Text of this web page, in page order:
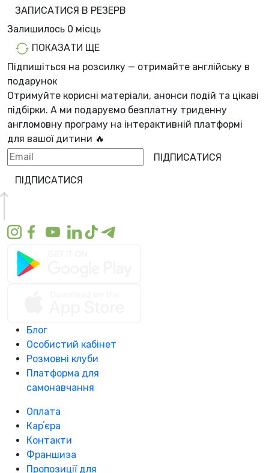
ЗАПИСАТИСЯ В РЕЗЕРВ
Залишилось 0 місць
ПОКАЗАТИ ЩЕ
Підпишіться на розсилку — отримайте англійську в
подарунок
Отримуйте корисні матеріали, анонси подій та цікаві
підбірки. А ми подаруємо безплатну триденну
англомовну програму на інтерактивній платформі
для вашої дитини 🔥
ПІДПИСАТИСЯ
ПІДПИСАТИСЯ
Блог
Особистий кабінет
Розмовні клуби
Платформа для
самонавчання
Оплата
Карʼєра
Контакти
Франшиза
Пропозиції для